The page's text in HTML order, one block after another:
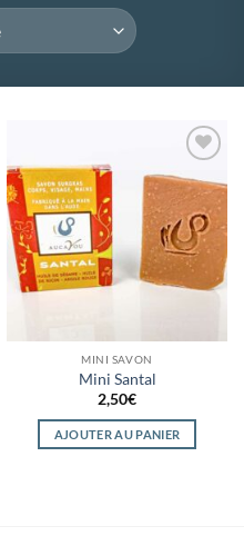
Ajouter
à la
wishlist
MINI SAVON
Mini Santal
2,50€
AJOUTER AU PANIER